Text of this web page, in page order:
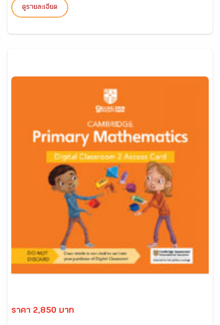
ดูรายละเอียด
ราคา 2,850 บาท